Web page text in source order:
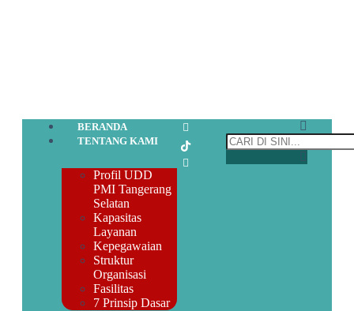
BERANDA
TENTANG KAMI
Profil UDD
PMI Tangerang
Selatan
Kapasitas
Layanan
Kepegawaian
Struktur
Organisasi
Fasilitas
7 Prinsip Dasar